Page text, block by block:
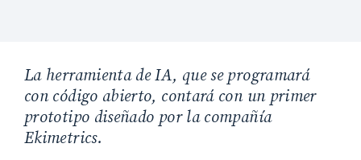
La herramienta de IA, que se programará
con código abierto, contará con un primer
prototipo diseñado por la compañía
Ekimetrics.